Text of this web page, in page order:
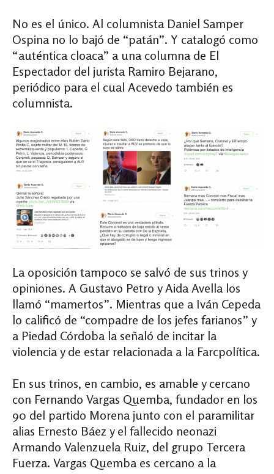
No es el único. Al columnista Daniel Samper
Ospina no lo bajó de “patán”. Y catalogó como
“auténtica cloaca” a una columna de El
Espectador del jurista Ramiro Bejarano,
periódico para el cual Acevedo también es
columnista.
La oposición tampoco se salvó de sus trinos y
opiniones. A Gustavo Petro y Aida Avella los
llamó “mamertos”. Mientras que a Iván Cepeda
lo calificó de “compadre de los jefes farianos” y
a Piedad Córdoba la señaló de incitar la
violencia y de estar relacionada a la Farcpolítica.
En sus trinos, en cambio, es amable y cercano
con Fernando Vargas Quemba, fundador en los
90 del partido Morena junto con el paramilitar
alias Ernesto Báez y el fallecido neonazi
Armando Valenzuela Ruiz, del grupo Tercera
Fuerza. Vargas Quemba es cercano a la